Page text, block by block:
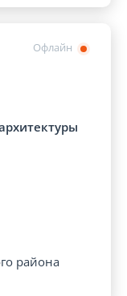
Офлайн
района